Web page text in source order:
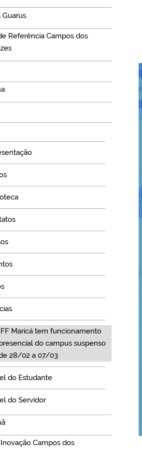
Guarus
Referência Campos dos
IFF Maricá tem funcionamento
do campus suspenso
28/02 a 07/03
do Estudante
do Servidor
Campos dos